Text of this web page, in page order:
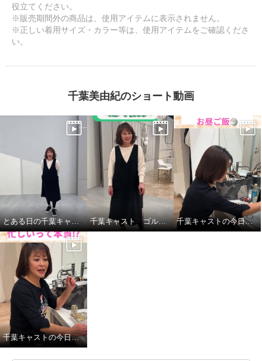
役立てください。
※販売期間外の商品は、使用アイテムに表示されません。
※正しい着用サイズ・カラー等は、使用アイテムをご確認くださ
い。
千葉美由紀のショート動画
とある日の千葉キャストの私服紹介 千葉キャスト ゴルフに挑戦！ 千葉キャストの今日の昼ごはん
千葉キャストの今日の一日